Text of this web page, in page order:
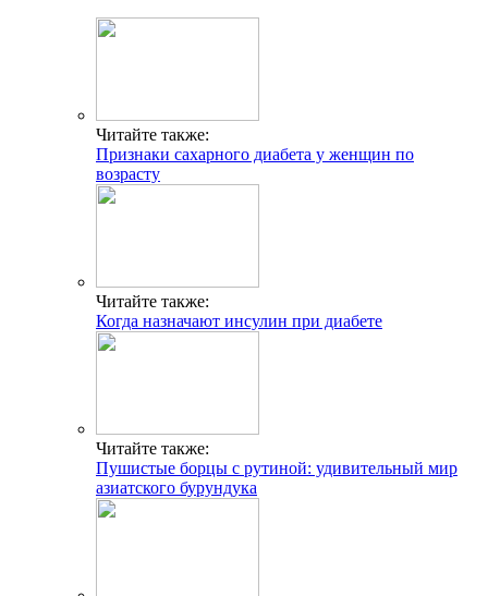
Читайте также:
Признаки сахарного диабета у женщин по
возрасту
Читайте также:
Когда назначают инсулин при диабете
Читайте также:
Пушистые борцы с рутиной: удивительный мир
азиатского бурундука